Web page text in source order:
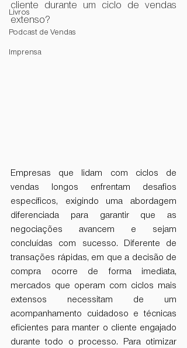
Livros
Podcast de Vendas
Imprensa
cliente durante um ciclo de vendas
extenso?
Empresas que lidam com ciclos de
vendas longos enfrentam desafios
específicos, exigindo uma abordagem
diferenciada para garantir que as
negociações avancem e sejam
concluídas com sucesso. Diferente de
transações rápidas, em que a decisão de
compra ocorre de forma imediata,
mercados que operam com ciclos mais
extensos necessitam de um
acompanhamento cuidadoso e técnicas
eficientes para manter o cliente engajado
durante todo o processo. Para otimizar